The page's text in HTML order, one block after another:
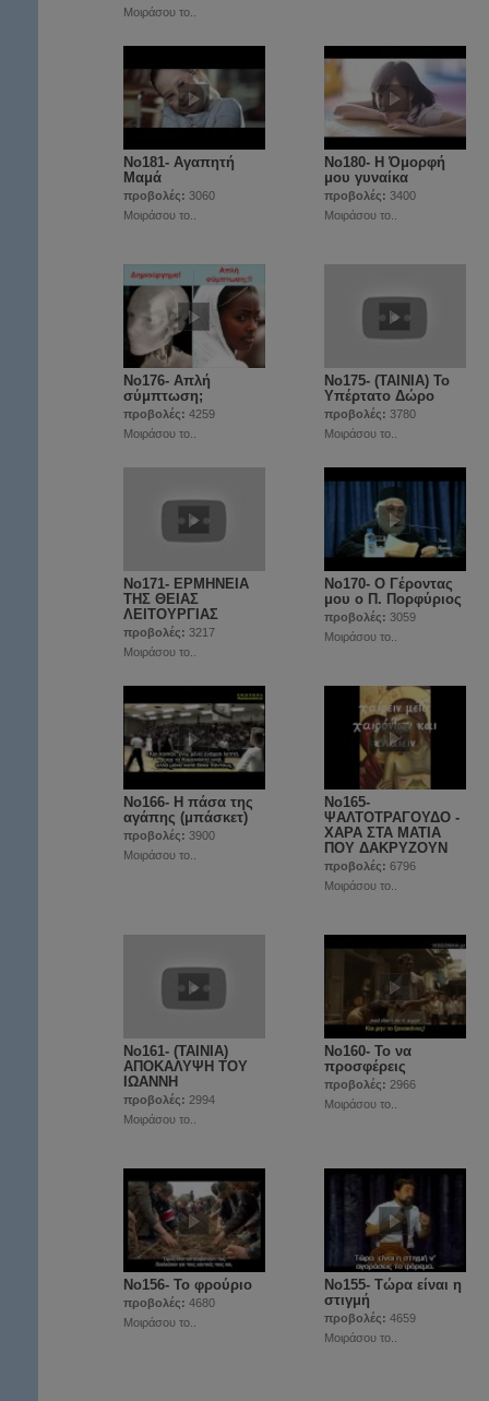
Μοιράσου το..
Νο181- Αγαπητή
Μαμά
προβολές: 3060
Μοιράσου το..
Νο180- Η Όμορφή
μου γυναίκα
προβολές: 3400
Μοιράσου το..
No176- Απλή
σύμπτωση;
προβολές: 4259
Μοιράσου το..
No175- (ΤΑΙΝΙΑ) Το
Υπέρτατο Δώρο
προβολές: 3780
Μοιράσου το..
No171- ΕΡΜΗΝΕΙΑ
ΤΗΣ ΘΕΙΑΣ
ΛΕΙΤΟΥΡΓΙΑΣ
προβολές: 3217
Μοιράσου το..
Νο170- Ο Γέροντας
μου ο Π. Πορφύριος
προβολές: 3059
Μοιράσου το..
Νο166- Η πάσα της
αγάπης (μπάσκετ)
προβολές: 3900
Μοιράσου το..
Νο165-
ΨΑΛΤΟΤΡΑΓΟΥΔΟ -
ΧΑΡΑ ΣΤΑ ΜΑΤΙΑ
ΠΟΥ ΔΑΚΡΥΖΟΥΝ
προβολές: 6796
Μοιράσου το..
No161- (TAINIA)
ΑΠΟΚΑΛΥΨΗ ΤΟΥ
ΙΩΑΝΝΗ
προβολές: 2994
Μοιράσου το..
No160- Το να
προσφέρεις
προβολές: 2966
Μοιράσου το..
No156- Το φρούριο
προβολές: 4680
Μοιράσου το..
Νο155- Τώρα είναι η
στιγμή
προβολές: 4659
Μοιράσου το..